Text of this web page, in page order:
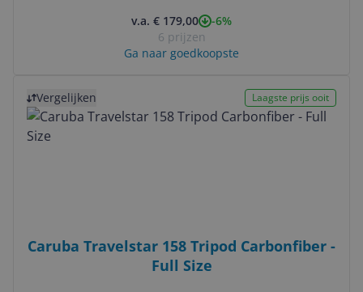
v.a. € 179,00
-6%
6 prijzen
Ga naar goedkoopste
Vergelijken Laagste prijs ooit
Caruba Travelstar 158 Tripod Carbonfiber -
Full Size